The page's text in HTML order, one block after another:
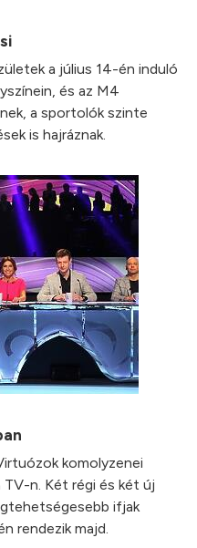
a július 14-én induló
és az M4
a sportolók szinte
is hajráznak.
komolyzenei
n. Két régi és két új
ifjak
rendezik majd.